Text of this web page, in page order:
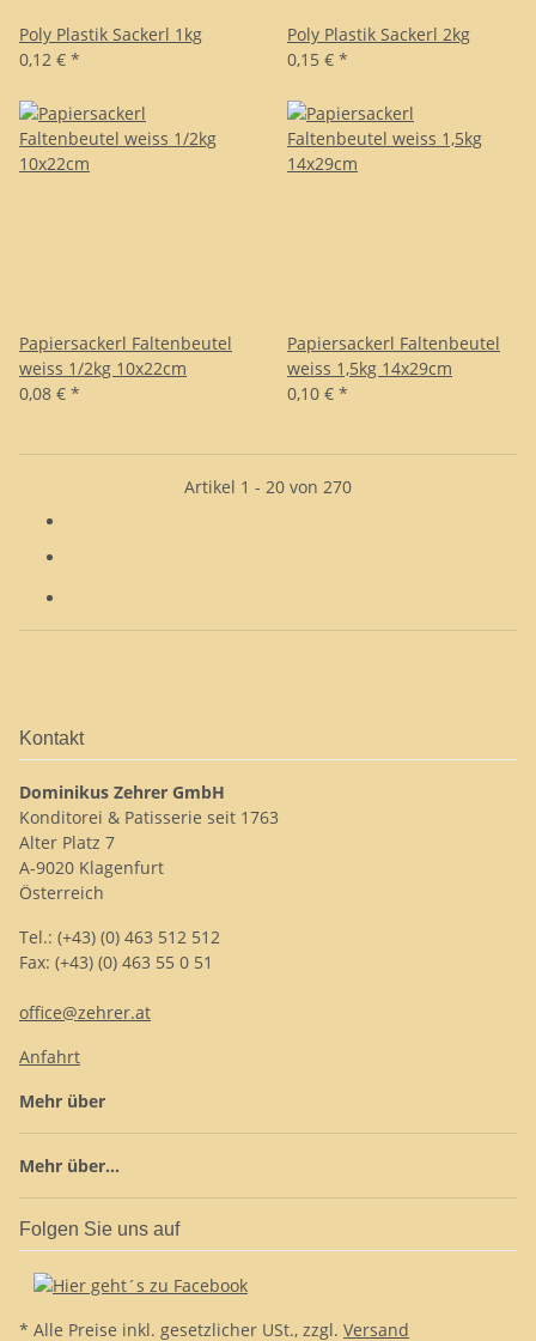
Poly Plastik Sackerl 1kg
0,12 € *
Poly Plastik Sackerl 2kg
0,15 € *
Papiersackerl Faltenbeutel
weiss 1/2kg 10x22cm
0,08 € *
Papiersackerl Faltenbeutel
weiss 1,5kg 14x29cm
0,10 € *
Artikel 1 - 20 von 270
Kontakt
Dominikus Zehrer GmbH
Konditorei & Patisserie seit 1763
Alter Platz 7
A-9020 Klagenfurt
Österreich
Tel.: (+43) (0) 463 512 512
Fax: (+43) (0) 463 55 0 51
office@zehrer.at
Anfahrt
Mehr über
Mehr über...
Folgen Sie uns auf
* Alle Preise inkl. gesetzlicher USt., zzgl. Versand